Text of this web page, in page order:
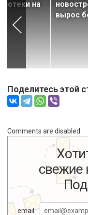
на
вырос
Поделитесь этой
Comments are disabled
свежие
email: